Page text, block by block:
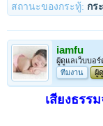
สถานะของกระทู้: กร
iamfu
ผู้ดูแลเว็บบอร์
ทีมงาน
ผู้
เสียงธรร